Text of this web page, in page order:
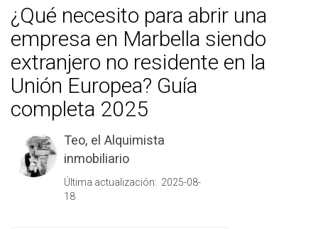
¿Qué necesito para abrir una
empresa en Marbella siendo
extranjero no residente en la
Unión Europea? Guía
completa 2025
Teo, el Alquimista
inmobiliario
Última actualización: 2025-08-
18